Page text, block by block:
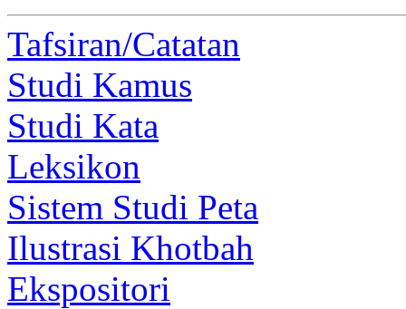
Tafsiran/Catatan
Studi Kamus
Studi Kata
Leksikon
Sistem Studi Peta
Ilustrasi Khotbah
Ekspositori